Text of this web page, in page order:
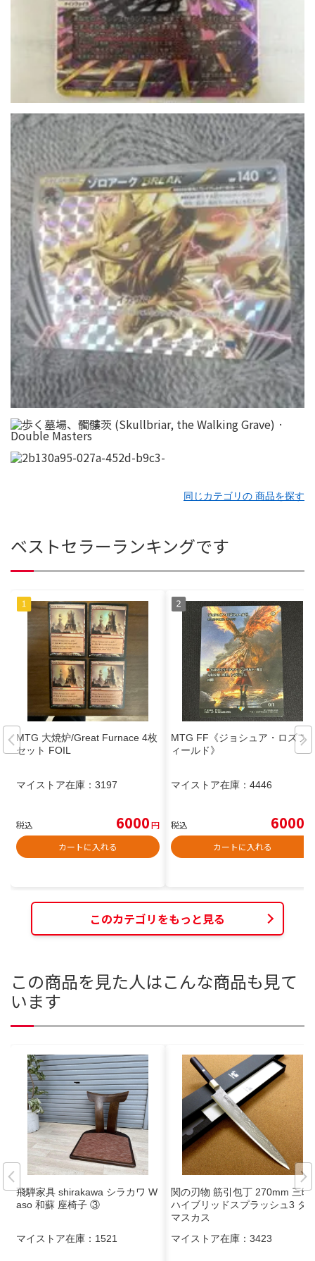
同じカテゴリの 商品を探す
ベストセラーランキングです
MTG 大焼炉/Great Furnace 4枚
セット FOIL
マイストア在庫： 3197
税込 6000円
カートに入れる
MTG FF《ジョシュア・ロズフ
ィールド》
マイストア在庫： 4446
税込 6000
カートに入れる
このカテゴリをもっと見る
この商品を見た人はこんな商品も見て
います
飛騨家具 shirakawa シラカワ W
aso 和蘇 座椅子 ③
マイストア在庫： 1521
関の刃物 筋引包丁 270mm 三昧
ハイブリッドスプラッシュ3 ダ
マスカス
マイストア在庫： 3423